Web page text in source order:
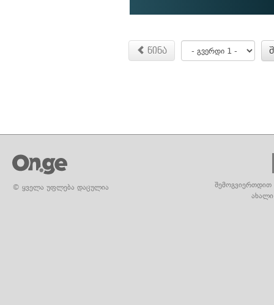
წინა
© ყველა უფლება დაცულია
შემოგვიერთდით
ახალი